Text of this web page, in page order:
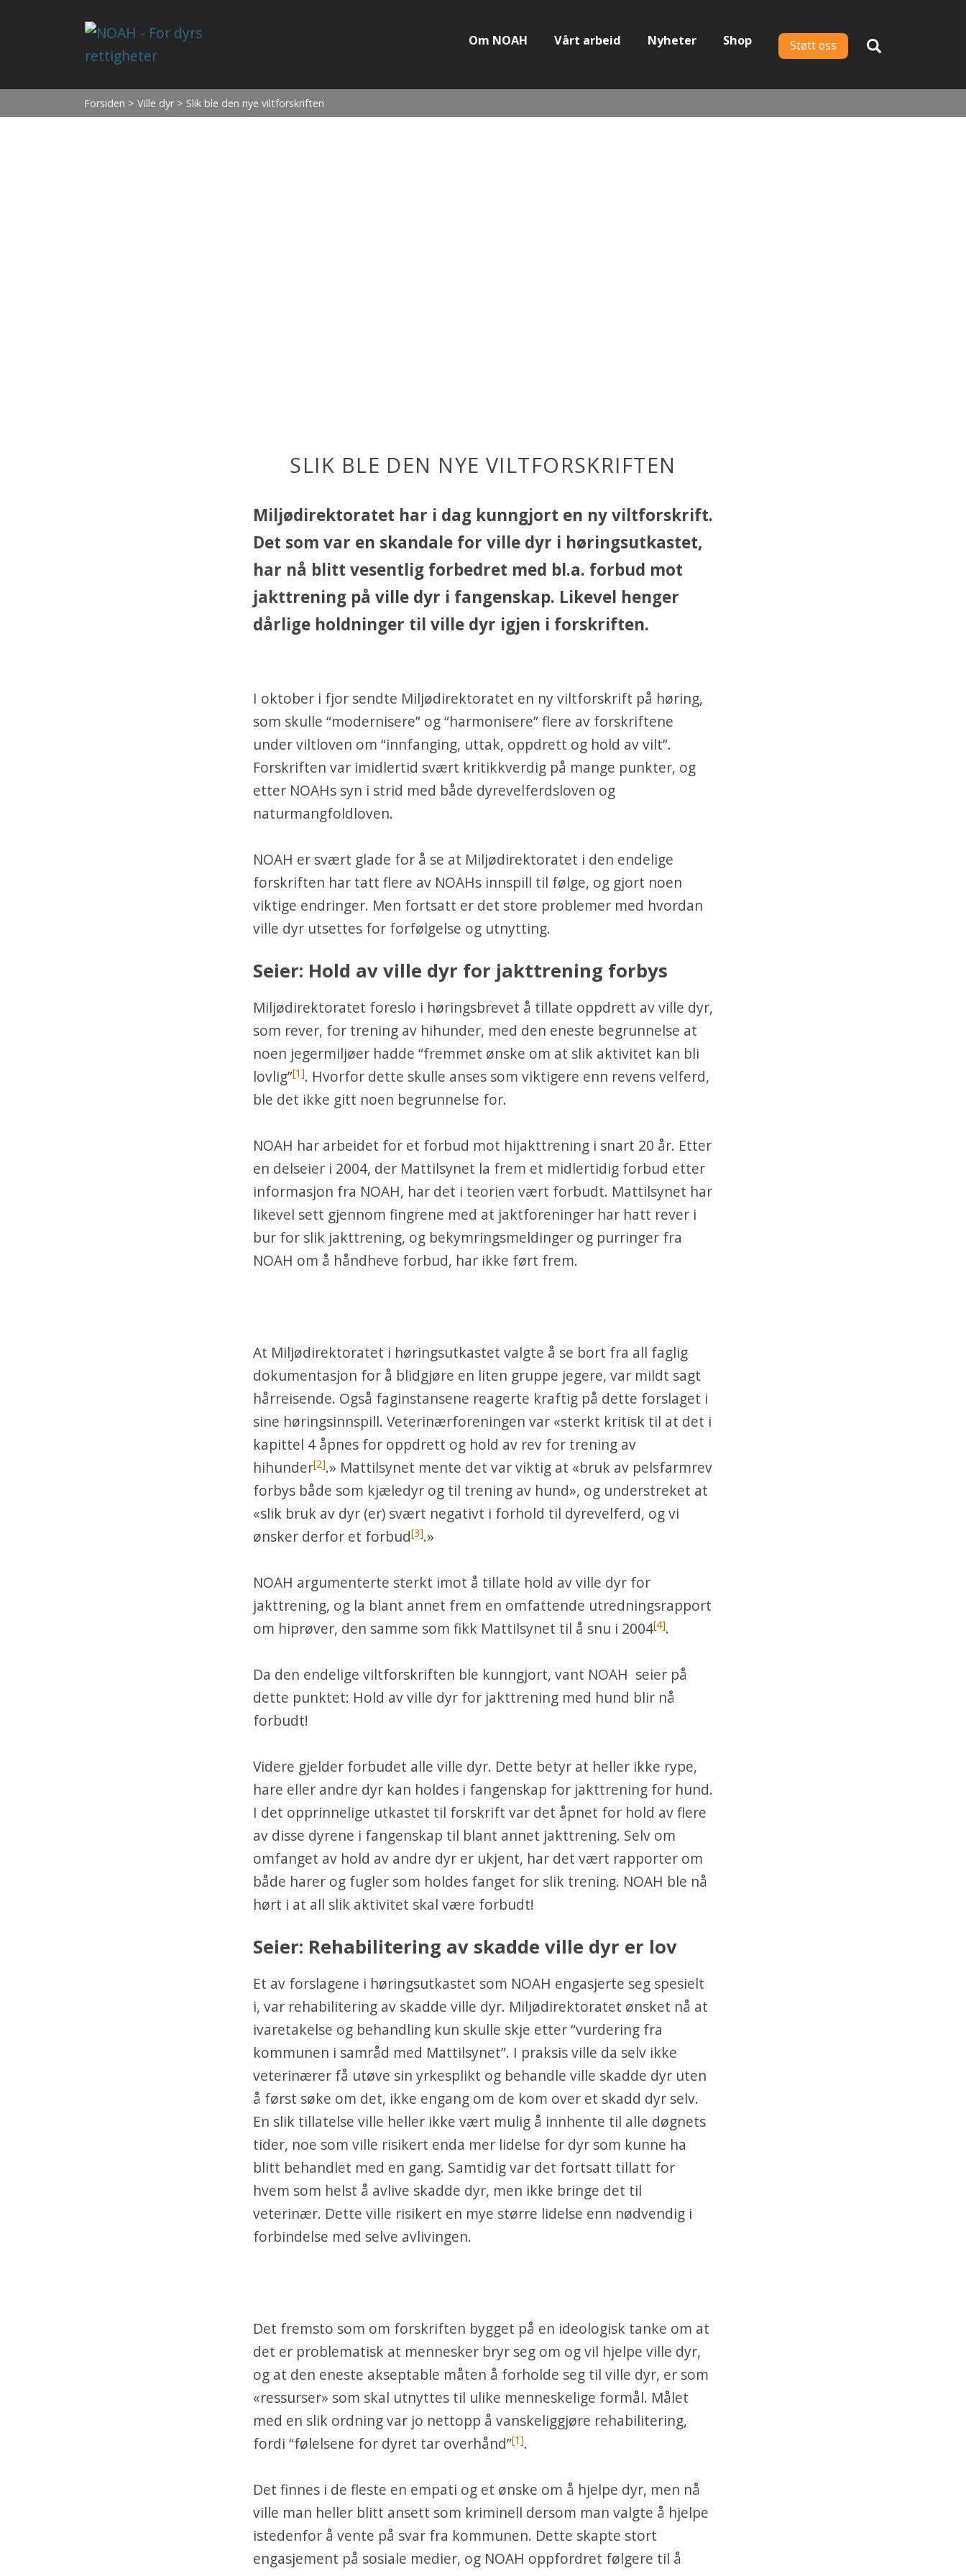
Støtt oss
Om NOAH Vårt arbeid Nyheter Shop
Forsiden > Ville dyr > Slik ble den nye viltforskriften
SLIK BLE DEN NYE VILTFORSKRIFTEN
Miljødirektoratet har i dag kunngjort en ny viltforskrift.
Det som var en skandale for ville dyr i høringsutkastet,
har nå blitt vesentlig forbedret med bl.a. forbud mot
jakttrening på ville dyr i fangenskap. Likevel henger
dårlige holdninger til ville dyr igjen i forskriften.
I oktober i fjor sendte Miljødirektoratet en ny viltforskrift på høring,
som skulle “modernisere” og “harmonisere” flere av forskriftene
under viltloven om “innfanging, uttak, oppdrett og hold av vilt”.
Forskriften var imidlertid svært kritikkverdig på mange punkter, og
etter NOAHs syn i strid med både dyrevelferdsloven og
naturmangfoldloven.
NOAH er svært glade for å se at Miljødirektoratet i den endelige
forskriften har tatt flere av NOAHs innspill til følge, og gjort noen
viktige endringer. Men fortsatt er det store problemer med hvordan
ville dyr utsettes for forfølgelse og utnytting.
Seier: Hold av ville dyr for jakttrening forbys
Miljødirektoratet foreslo i høringsbrevet å tillate oppdrett av ville dyr,
som rever, for trening av hihunder, med den eneste begrunnelse at
noen jegermiljøer hadde “fremmet ønske om at slik aktivitet kan bli
lovlig”[1]. Hvorfor dette skulle anses som viktigere enn revens velferd,
ble det ikke gitt noen begrunnelse for.
NOAH har arbeidet for et forbud mot hijakttrening i snart 20 år. Etter
en delseier i 2004, der Mattilsynet la frem et midlertidig forbud etter
informasjon fra NOAH, har det i teorien vært forbudt. Mattilsynet har
likevel sett gjennom fingrene med at jaktforeninger har hatt rever i
bur for slik jakttrening, og bekymringsmeldinger og purringer fra
NOAH om å håndheve forbud, har ikke ført frem.
At Miljødirektoratet i høringsutkastet valgte å se bort fra all faglig
dokumentasjon for å blidgjøre en liten gruppe jegere, var mildt sagt
hårreisende. Også faginstansene reagerte kraftig på dette forslaget i
sine høringsinnspill. Veterinærforeningen var «sterkt kritisk til at det i
kapittel 4 åpnes for oppdrett og hold av rev for trening av
hihunder[2].» Mattilsynet mente det var viktig at «bruk av pelsfarmrev
forbys både som kjæledyr og til trening av hund», og understreket at
«slik bruk av dyr (er) svært negativt i forhold til dyrevelferd, og vi
ønsker derfor et forbud[3].»
NOAH argumenterte sterkt imot å tillate hold av ville dyr for
jakttrening, og la blant annet frem en omfattende utredningsrapport
om hiprøver, den samme som fikk Mattilsynet til å snu i 2004[4].
Da den endelige viltforskriften ble kunngjort, vant NOAH seier på
dette punktet: Hold av ville dyr for jakttrening med hund blir nå
forbudt!
Videre gjelder forbudet alle ville dyr. Dette betyr at heller ikke rype,
hare eller andre dyr kan holdes i fangenskap for jakttrening for hund.
I det opprinnelige utkastet til forskrift var det åpnet for hold av flere
av disse dyrene i fangenskap til blant annet jakttrening. Selv om
omfanget av hold av andre dyr er ukjent, har det vært rapporter om
både harer og fugler som holdes fanget for slik trening. NOAH ble nå
hørt i at all slik aktivitet skal være forbudt!
Seier: Rehabilitering av skadde ville dyr er lov
Et av forslagene i høringsutkastet som NOAH engasjerte seg spesielt
i, var rehabilitering av skadde ville dyr. Miljødirektoratet ønsket nå at
ivaretakelse og behandling kun skulle skje etter “vurdering fra
kommunen i samråd med Mattilsynet”. I praksis ville da selv ikke
veterinærer få utøve sin yrkesplikt og behandle ville skadde dyr uten
å først søke om det, ikke engang om de kom over et skadd dyr selv.
En slik tillatelse ville heller ikke vært mulig å innhente til alle døgnets
tider, noe som ville risikert enda mer lidelse for dyr som kunne ha
blitt behandlet med en gang. Samtidig var det fortsatt tillatt for
hvem som helst å avlive skadde dyr, men ikke bringe det til
veterinær. Dette ville risikert en mye større lidelse enn nødvendig i
forbindelse med selve avlivingen.
Det fremsto som om forskriften bygget på en ideologisk tanke om at
det er problematisk at mennesker bryr seg om og vil hjelpe ville dyr,
og at den eneste akseptable måten å forholde seg til ville dyr, er som
«ressurser» som skal utnyttes til ulike menneskelige formål. Målet
med en slik ordning var jo nettopp å vanskeliggjøre rehabilitering,
fordi “følelsene for dyret tar overhånd”[1].
Det finnes i de fleste en empati og et ønske om å hjelpe dyr, men nå
ville man heller blitt ansett som kriminell dersom man valgte å hjelpe
istedenfor å vente på svar fra kommunen. Dette skapte stort
engasjement på sosiale medier, og NOAH oppfordret følgere til å